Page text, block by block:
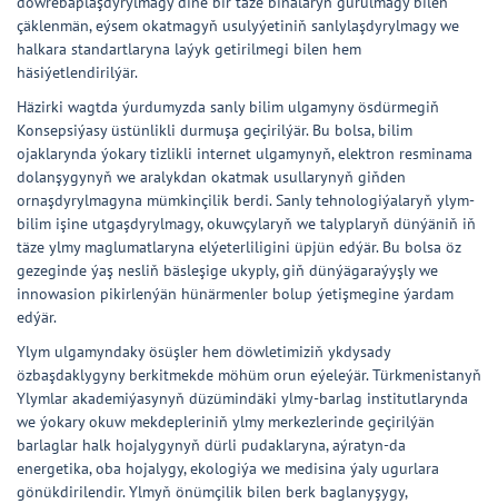
çäklenmän, eýsem okatmagyň usulyýetiniň sanlylaşdyrylmagy we
halkara standartlaryna laýyk getirilmegi bilen hem
häsiýetlendirilýär.
Häzirki wagtda ýurdumyzda sanly bilim ulgamyny ösdürmegiň
Konsepsiýasy üstünlikli durmuşa geçirilýär. Bu bolsa, bilim
ojaklarynda ýokary tizlikli internet ulgamynyň, elektron resminama
dolanşygynyň we aralykdan okatmak usullarynyň giňden
ornaşdyrylmagyna mümkinçilik berdi. Sanly tehnologiýalaryň ylym-
bilim işine utgaşdyrylmagy, okuwçylaryň we talyplaryň dünýäniň iň
täze ylmy maglumatlaryna elýeterliligini üpjün edýär. Bu bolsa öz
gezeginde ýaş nesliň bäsleşige ukyply, giň dünýägaraýyşly we
innowasion pikirlenýän hünärmenler bolup ýetişmegine ýardam
edýär.
Ylym ulgamyndaky ösüşler hem döwletimiziň ykdysady
özbaşdaklygyny berkitmekde möhüm orun eýeleýär. Türkmenistanyň
Ylymlar akademiýasynyň düzümindäki ylmy-barlag institutlarynda
we ýokary okuw mekdepleriniň ylmy merkezlerinde geçirilýän
barlaglar halk hojalygynyň dürli pudaklaryna, aýratyn-da
energetika, oba hojalygy, ekologiýa we medisina ýaly ugurlara
gönükdirilendir. Ylmyň önümçilik bilen berk baglanyşygy,